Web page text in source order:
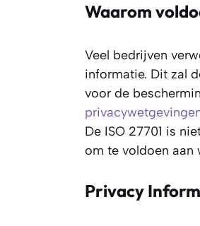
Waarom
Veel bedrijven
informatie. Dit zal
voor de
De ISO 27701 is
om te voldoen aan
Privacy